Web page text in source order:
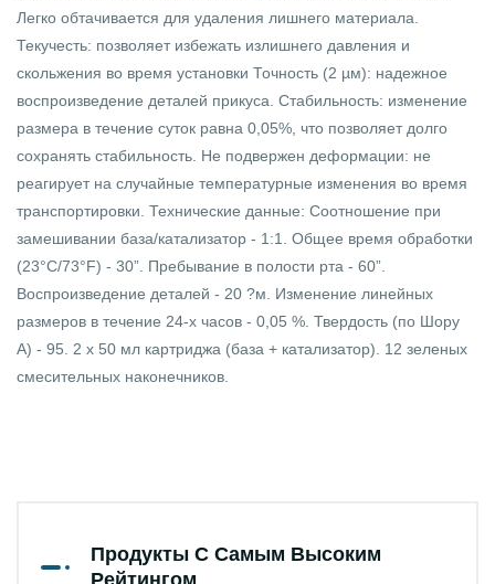
Легко обтачивается для удаления лишнего материала.
Текучесть: позволяет избежать излишнего давления и
скольжения во время установки Точность (2 µм): надежное
воспроизведение деталей прикуса. Стабильность: изменение
размера в течение суток равна 0,05%, что позволяет долго
сохранять стабильность. Не подвержен деформации: не
реагирует на случайные температурные изменения во время
транспортировки. Технические данные: Соотношение при
замешивании база/катализатор - 1:1. Общее время обработки
(23°C/73°F) - 30”. Пребывание в полости рта - 60”.
Воспроизведение деталей - 20 ?м. Изменение линейных
размеров в течение 24-х часов - 0,05 %. Твердость (по Шору
А) - 95. 2 x 50 мл картриджа (база + катализатор). 12 зеленых
смесительных наконечников.
Продукты С Самым Высоким
Рейтингом